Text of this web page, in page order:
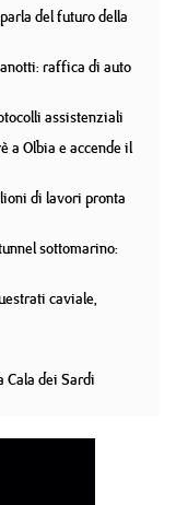
del futuro della
raffica di auto
assistenziali
a Olbia e accende il
di lavori pronta
sottomarino:
caviale,
Cala dei Sardi